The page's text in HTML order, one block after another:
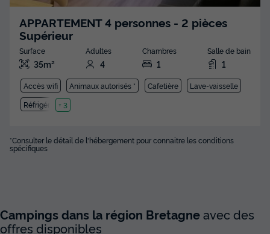
APPARTEMENT 4 personnes - 2 pièces
Supérieur
Surface
35m²
Adultes
4
Chambres
1
Salle de bain
1
Accès wifi Animaux autorisés * Cafetière
Lave-vaisselle
Réfrigérateur
+ 3
*Consulter le détail de l'hébergement pour connaitre les conditions
spécifiques
Campings dans la région Bretagneavec des
offres disponibles